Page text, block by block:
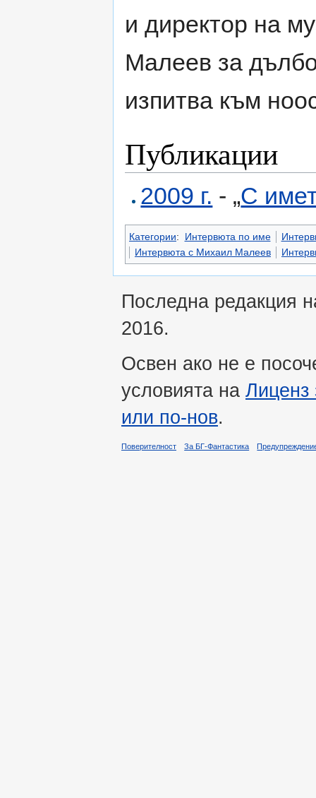
и директор на
Малеев за
изпитва към
Публикации
2009 г. - „С
Категории: Интервюта по име
Интервюта с Михаил Малеев
Последна редакция
2016.
Освен ако не е
условията на Лиценз
или по-нов.
Поверителност За БГ-Фантастика